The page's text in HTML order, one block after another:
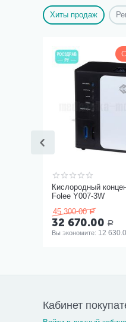
Хиты продаж
Кислородный
Folee Y007-3W
45 300.00 Р
32 670.00 Р
Вы экономите: 12
Кабинет